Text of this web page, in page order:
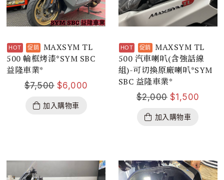
MAXSYM TL
500 輪框烤漆*SYM SBC
益隆車業*
$7,500 $6,000
加入購物車
MAXSYM TL
500 汽車喇叭(含強話線
組)-可切換原廠喇叭*SYM
SBC 益隆車業*
$2,000 $1,500
加入購物車